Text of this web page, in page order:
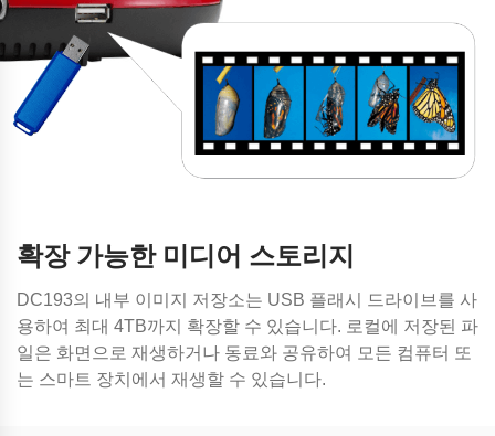
확장 가능한 미디어 스토리지
DC193의 내부 이미지 저장소는 USB 플래시 드라이브를 사
용하여 최대 4TB까지 확장할 수 있습니다. 로컬에 저장된 파
일은 화면으로 재생하거나 동료와 공유하여 모든 컴퓨터 또
는 스마트 장치에서 재생할 수 있습니다.